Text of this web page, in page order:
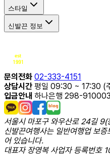
스타일
신발끈 정보
문의전화 02-333-4151
상담시간 평일 09:30 ~ 17:30 (
입금안내 하나은행 298-
서울시 마포구 와우산로 24길
신발끈여행사는 일반여행업 보
어 있습니다.
대표자 장영복 사업자 등록번